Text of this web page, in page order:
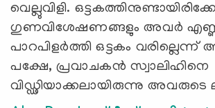
വെല്ലുവിളി.
ഗുണവിശേഷണങ്ങളും അവര്‍
പാറപിളര്‍ത്തി ഒട്ടകം വരില്ലെന്ന്
പക്ഷേ, പ്രവാചകന്‍ സ്വാലിഹിനെ
വിഡ്ഢിയാക്കലായിരുന്നു അവരുടെ